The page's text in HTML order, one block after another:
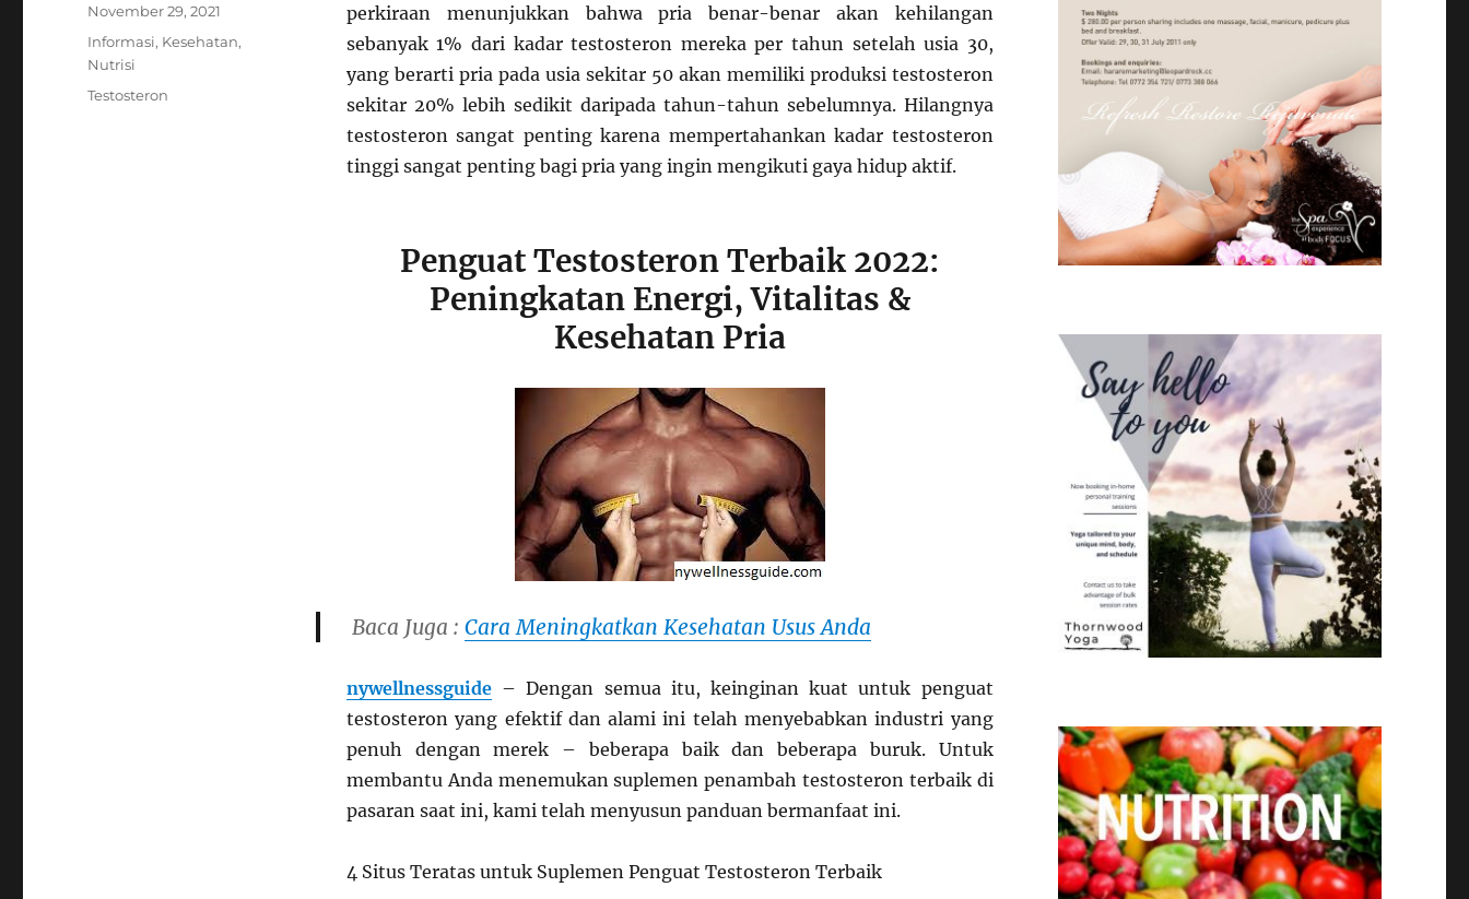
perkiraan menunjukkan bahwa pria benar-benar akan kehilangan
sebanyak 1% dari kadar testosteron mereka per tahun setelah usia 30,
yang berarti pria pada usia sekitar 50 akan memiliki produksi testosteron
sekitar 20% lebih sedikit daripada tahun-tahun sebelumnya. Hilangnya
testosteron sangat penting karena mempertahankan kadar testosteron
tinggi sangat penting bagi pria yang ingin mengikuti gaya hidup aktif.
Penguat Testosteron Terbaik 2022:
Peningkatan Energi, Vitalitas &
Kesehatan Pria
Baca Juga : Cara Meningkatkan Kesehatan Usus Anda
nywellnessguide– Dengan semua itu, keinginan kuat untuk penguat
testosteron yang efektif dan alami ini telah menyebabkan industri yang
penuh dengan merek – beberapa baik dan beberapa buruk. Untuk
membantu Anda menemukan suplemen penambah testosteron terbaik di
pasaran saat ini, kami telah menyusun panduan bermanfaat ini.
4 Situs Teratas untuk Suplemen Penguat Testosteron Terbaik
Posted
on
November 29, 2021
Categories
Informasi, Kesehatan,
Nutrisi
Tags
Testosteron